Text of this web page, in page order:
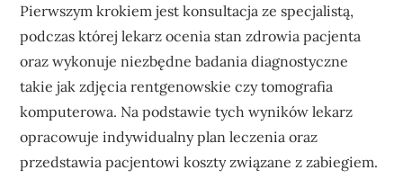
Pierwszym krokiem jest konsultacja ze specjalistą,
podczas której lekarz ocenia stan zdrowia pacjenta
oraz wykonuje niezbędne badania diagnostyczne
takie jak zdjęcia rentgenowskie czy tomografia
komputerowa. Na podstawie tych wyników lekarz
opracowuje indywidualny plan leczenia oraz
przedstawia pacjentowi koszty związane z zabiegiem.